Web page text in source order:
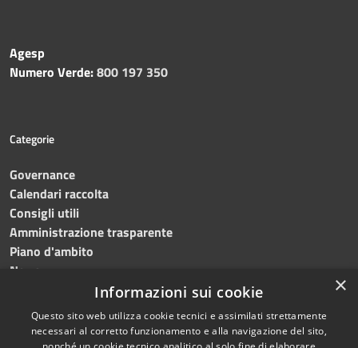
Agesp
Numero Verde:800 197 350
Categorie
Governance
Calendari raccolta
Consigli utili
Amministrazione trasparente
Piano d'ambito
News
×
Informazioni sui cookie
Questo sito web utilizza cookie tecnici e assimilati strettamente
necessari al corretto funzionamento e alla navigazione del sito,